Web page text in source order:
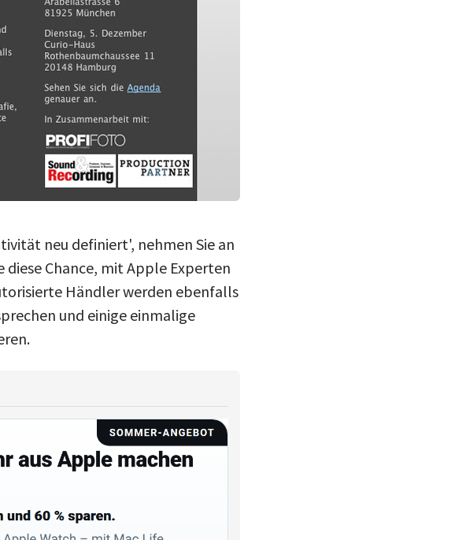
neu definiert', nehmen Sie an
Chance, mit Apple Experten
Händler werden ebenfalls
und einige einmalige